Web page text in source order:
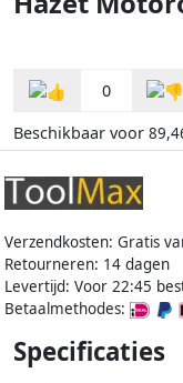
0
Beschikbaar voor
Verzendkosten: Gratis
Retourneren: 14 dagen
Levertijd: Voor 22:45
Betaalmethodes:
Specificaties